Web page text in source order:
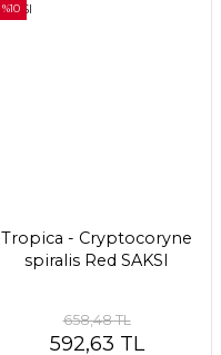
%10
Tropica - Cryptocoryne
spiralis Red SAKSI
658,48 TL
592,63 TL